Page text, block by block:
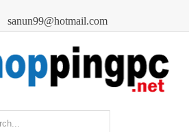
sanun99@hotmail.com